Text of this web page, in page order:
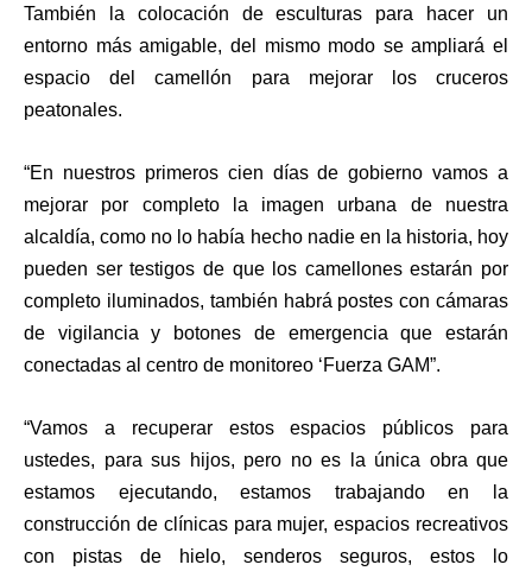
También la colocación de esculturas para hacer un
entorno más amigable, del mismo modo se ampliará el
espacio del camellón para mejorar los cruceros
peatonales.
“En nuestros primeros cien días de gobierno vamos a
mejorar por completo la imagen urbana de nuestra
alcaldía, como no lo había hecho nadie en la historia, hoy
pueden ser testigos de que los camellones estarán por
completo iluminados, también habrá postes con cámaras
de vigilancia y botones de emergencia que estarán
conectadas al centro de monitoreo ‘Fuerza GAM”.
“Vamos a recuperar estos espacios públicos para
ustedes, para sus hijos, pero no es la única obra que
estamos ejecutando, estamos trabajando en la
construcción de clínicas para mujer, espacios recreativos
con pistas de hielo, senderos seguros, estos lo